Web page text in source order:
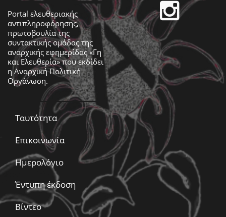
Portal ελευθεριακής
αντιπληροφόρησης,
πρωτοβουλία της
συντακτικής ομάδας της
αναρχικής εφημερίδας «Γη
και Ελευθερία» που εκδίδει
ηΑναρχική Πολιτική
Οργάνωση.
Ταυτότητα
Επικοινωνία
Ημερολόγιο
Έντυπη έκδοση
Βίντεο